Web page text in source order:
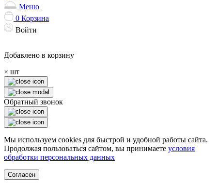
Меню
0 Корзина
Войти
Добавлено в корзину
× шт
Обратный звонок
Мы используем cookies для быстрой и удобной работы сайта.
Продолжая пользоваться сайтом, вы принимаете условия
обработки персональных данных
Согласен